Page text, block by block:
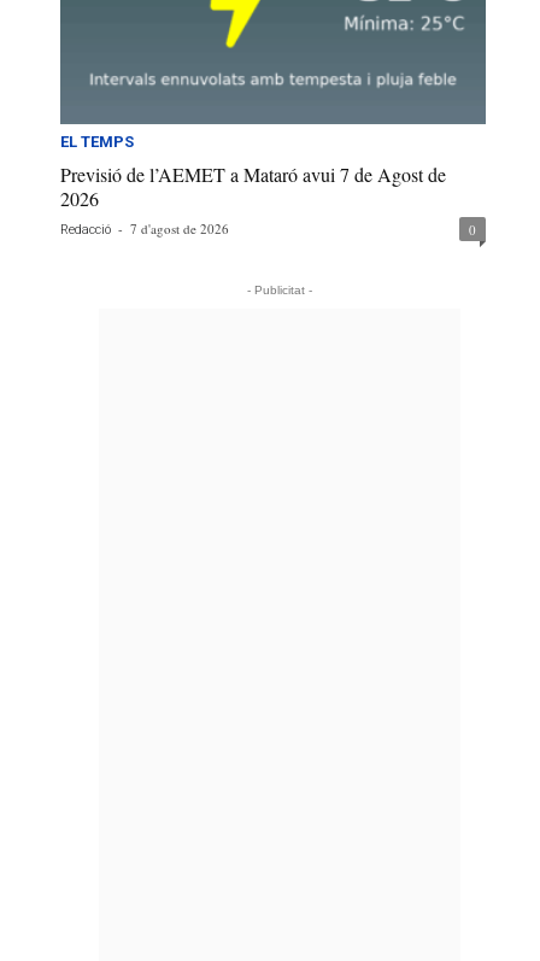
EL TEMPS
Previsió de l’AEMET a Mataró avui 7 de Agost de
2026
Redacció - 7 d'agost de 2026 0
- Publicitat -